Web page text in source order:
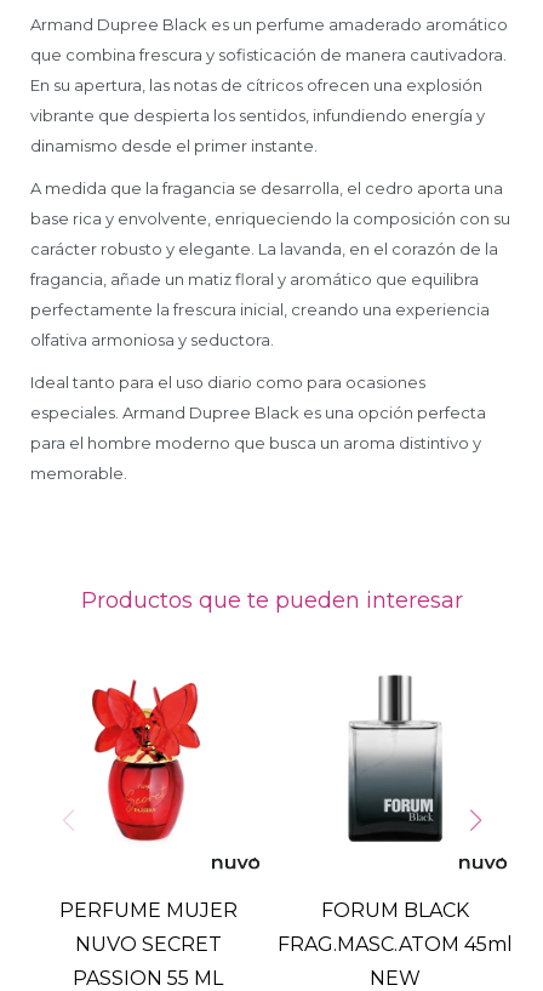
Armand Dupree Black es un perfume amaderado aromático
que combina frescura y sofisticación de manera cautivadora.
En su apertura, las notas de cítricos ofrecen una explosión
vibrante que despierta los sentidos, infundiendo energía y
dinamismo desde el primer instante.
A medida que la fragancia se desarrolla, el cedro aporta una
base rica y envolvente, enriqueciendo la composición con su
carácter robusto y elegante. La lavanda, en el corazón de la
fragancia, añade un matiz floral y aromático que equilibra
perfectamente la frescura inicial, creando una experiencia
olfativa armoniosa y seductora.
Ideal tanto para el uso diario como para ocasiones
especiales. Armand Dupree Black es una opción perfecta
para el hombre moderno que busca un aroma distintivo y
memorable.
Productos que te pueden interesar
PERFUME MUJER
NUVO SECRET
PASSION 55 ML
FORUM BLACK
FRAG.MASC.ATOM 45ml
NEW